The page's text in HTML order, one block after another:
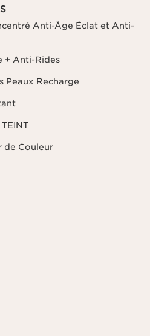
Anti-Âge Éclat et Anti-
+ Anti-Rides
Peaux Recharge
de Couleur